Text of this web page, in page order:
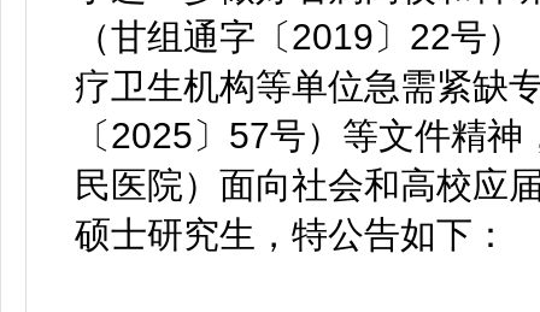
（甘组通字〔2019〕22号
疗卫生机构等单位急需紧缺
〔2025〕57号）等文件精
民医院）面向社会和高校应
硕士研究生，特公告如下：